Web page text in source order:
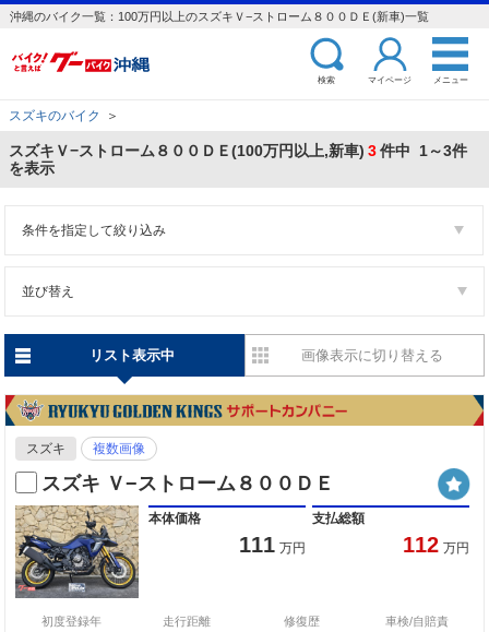
沖縄のバイク一覧：100万円以上のスズキＶ−ストローム８００ＤＥ(新車)一覧
検索 マイページ メニュー
スズキのバイク ＞
スズキＶ−ストローム８００ＤＥ(100万円以上,新車) 3件中 1～3件
を表示
条件を指定して絞り込み
並び替え
リスト表示中 画像表示に切り替える
スズキ 複数画像
スズキ Ｖ−ストローム８００ＤＥ
本体価格
111 万円
支払総額
112 万円
初度登録年
走行距離
修復歴
車検/自賠責